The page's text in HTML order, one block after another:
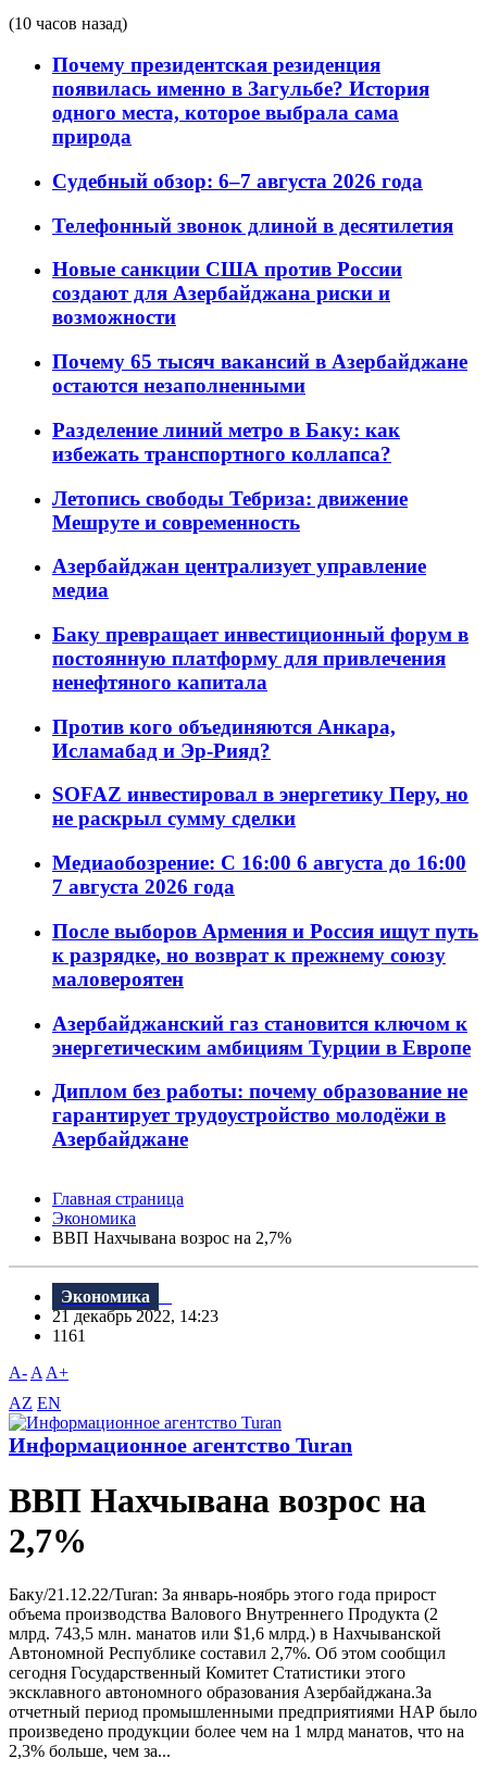
(10 часов назад)
Почему президентская резиденция
появилась именно в Загульбе? История
одного места, которое выбрала сама
природа
Судебный обзор: 6–7 августа 2026 года
Телефонный звонок длиной в десятилетия
Новые санкции США против России
создают для Азербайджана риски и
возможности
Почему 65 тысяч вакансий в Азербайджане
остаются незаполненными
Разделение линий метро в Баку: как
избежать транспортного коллапса?
Летопись свободы Тебриза: движение
Мешруте и современность
Азербайджан централизует управление
медиа
Баку превращает инвестиционный форум в
постоянную платформу для привлечения
ненефтяного капитала
Против кого объединяются Анкара,
Исламабад и Эр-Рияд?
SOFAZ инвестировал в энергетику Перу, но
не раскрыл сумму сделки
Медиаобозрение: С 16:00 6 августа до 16:00
7 августа 2026 года
После выборов Армения и Россия ищут путь
к разрядке, но возврат к прежнему союзу
маловероятен
Азербайджанский газ становится ключом к
энергетическим амбициям Турции в Европе
Диплом без работы: почему образование не
гарантирует трудоустройство молодёжи в
Азербайджане
Главная страница
Экономика
ВВП Нахчывана возрос на 2,7%
Экономика
21 декабрь 2022, 14:23
1161
A- A A+
AZ EN
Информационное агентство Turan
ВВП Нахчывана возрос на
2,7%
Баку/21.12.22/Turan: За январь-ноябрь этого года прирост
объема производства Валового Внутреннего Продукта (2
млрд. 743,5 млн. манатов или $1,6 млрд.) в Нахчыванской
Автономной Республике составил 2,7%. Об этом сообщил
сегодня Государственный Комитет Статистики этого
эксклавного автономного образования Азербайджана.За
отчетный период промышленными предприятиями НАР было
произведено продукции более чем на 1 млрд манатов, что на
2,3% больше, чем за...